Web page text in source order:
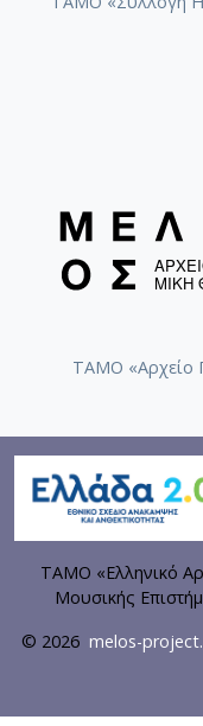
ΤΑΜΟ «Αρχείο
ΤΑΜΟ «Ελληνικό
Μουσικής
© 2026 melos-